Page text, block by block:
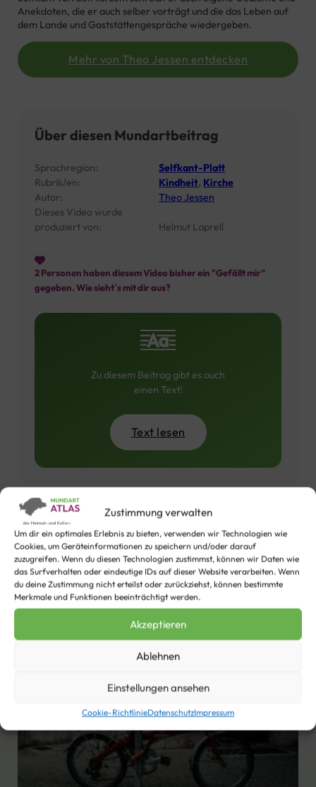
Zustimmung verwalten
Um dir ein optimales Erlebnis zu bieten, verwenden wir Technologien wie
Cookies, um Geräteinformationen zu speichern und/oder darauf
zuzugreifen. Wenn du diesen Technologien zustimmst, können wir Daten wie
das Surfverhalten oder eindeutige IDs auf dieser Website verarbeiten. Wenn
du deine Zustimmung nicht erteilst oder zurückziehst, können bestimmte
Merkmale und Funktionen beeinträchtigt werden.
Akzeptieren
Ablehnen
Einstellungen ansehen
Cookie-RichtlinieDatenschutzImpressum
Anekdoten, die er auch selber vorträgt und die das Leben auf
dem Lande und Gaststättengespräche wiedergeben.
Mehr von Theo Jessen entdecken
Über diesen Mundartbeitrag
Sprachregion:
Selfkant-Platt
Rubrik/en:
Kindheit, Kirche
Autor:
Theo Jessen
Dieses Video wurde
produziert von:
Helmut Laprell
2Personen haben diesem Video bisher ein "Gefällt mir"
gegeben. Wie sieht´s mit dir aus?
Zu diesem Beitrag gibt es auch
einen Text!
Text lesen
Diese Videos aus der Sprachregion
Selfkant-Platt
könnten dir auch gefallen